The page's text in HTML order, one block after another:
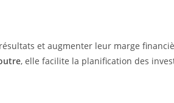
et augmenter leur marge
, elle facilite la planification des